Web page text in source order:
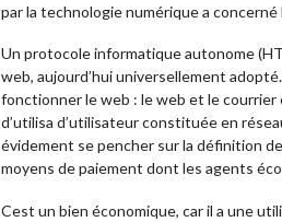
par la technologie numérique a
Un protocole informatique autonome
web, aujourd’hui universellement
fonctionner le web : le web et le
d’utilisa d’utilisateur constituée en
évidement se pencher sur la définition
moyens de paiement dont les agents
Cest un bien économique, car il a une